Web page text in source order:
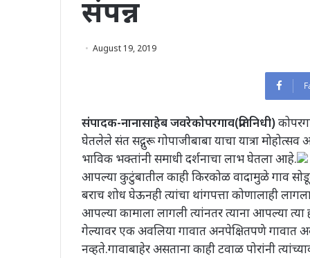
संपन्न
August 19, 2019
संपादक-नानासाहेब जवरेकोपरगाव(प्रतिनिधी)
घेतलेले संत सद्गुरू गोपाजीबाबा याचा यात्रा
भाविक भक्तांनी समाधी दर्शनाचा लाभ घेतला आहे.
आपल्या कुटुंबातील काही किरकोळ वादामुळे गाव
बराच शोध घेऊनही त्यांचा थांगपत्ता कोणालाही
आपल्या कामाला लागली त्यांनतर त्याना आपल्या
गेल्यावर एक अवलिया गावात अनपेक्षितपणे गावात
नव्हते.गावाबाहेर असताना काही टवाळ पोरांनी